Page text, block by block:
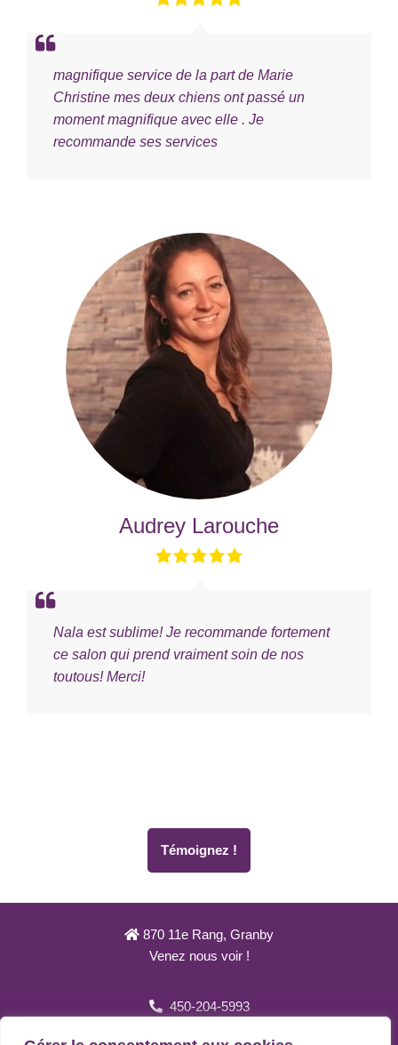
magnifique service de la part de Marie
Christine mes deux chiens ont passé un
moment magnifique avec elle . Je
recommande ses services
Nala est sublime! Je recommande fortement
ce salon qui prend vraiment soin de nos
toutous! Merci!
Audrey Larouche
Témoignez !
870 11e Rang, Granby
Venez nous voir !
450-204-5993